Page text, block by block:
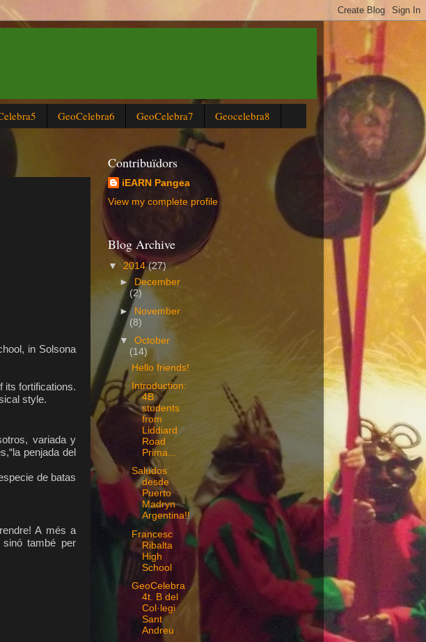
GeoCelebra6 GeoCelebra7 Geocelebra8
in Solsona
its fortifications.
style.
variada y
penjada del
de batas
A més a
també per
Contribuïdors
iEARN Pangea
View my complete profile
Blog Archive
▼ 2014(27)
► December
(2)
► November
(8)
▼October
(14)
Hello friends!
Introduction:
4B
students
from
Liddiard
Road
Prima...
Saludos
desde
Puerto
Madryn
Argentina!!
Francesc
Ribalta
High
School
GeoCelebra
4t. B del
Col·legi
Sant
Andreu